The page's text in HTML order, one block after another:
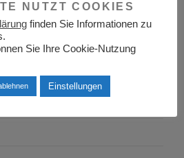
NUTZT COOKIES
finden Sie Informationen zu
Sie Ihre Cookie-Nutzung
Einstellungen